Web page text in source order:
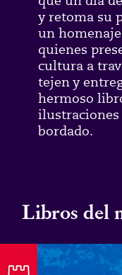
y retoma su
un
quienes
cultura a
tejen y
hermoso
ilustraciones
bordado.
Libros del